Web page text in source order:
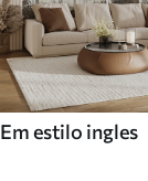
Em estilo ingles